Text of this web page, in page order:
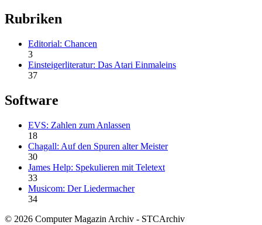
Rubriken
Editorial: Chancen
3
Einsteigerliteratur: Das Atari Einmaleins
37
Software
EVS: Zahlen zum Anlassen
18
Chagall: Auf den Spuren alter Meister
30
James Help: Spekulieren mit Teletext
33
Musicom: Der Liedermacher
34
© 2026 Computer Magazin Archiv - STCArchiv